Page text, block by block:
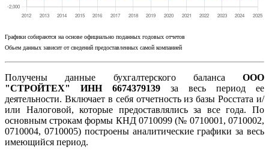
Графики собираются на основе официально поданных годовых отчетов
Обьем данных зависит от сведений предоставленных самой компанией
Получены данные бухгалтерского баланса ООО
"СТРОЙТЕХ" ИНН 6674379139 за весь период ее
деятельности. Включает в себя отчетность из базы Росстата и/
или Налоговой, которые предоставлялись за все года. По
основным строкам формы КНД 0710099 (№ 0710001, 0710002,
0710004, 0710005) построены аналитические графики за весь
имеющийся период.